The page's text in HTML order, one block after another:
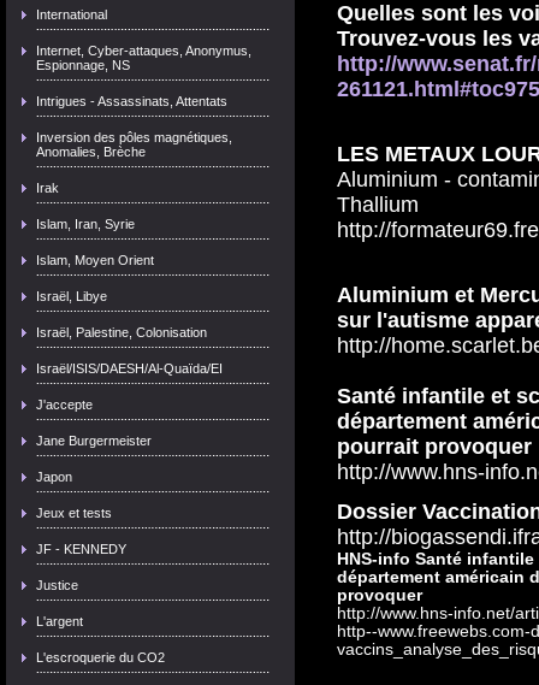
International
Internet, Cyber-attaques, Anonymus,
Espionnage, NS
Intrigues - Assassinats, Attentats
Inversion des pôles magnétiques,
Anomalies, Brèche
Irak
Islam, Iran, Syrie
Islam, Moyen Orient
Israël, Libye
Israël, Palestine, Colonisation
Israël/ISIS/DAESH/Al-Quaïda/EI
J'accepte
Jane Burgermeister
Japon
Jeux et tests
JF - KENNEDY
Justice
L'argent
L'escroquerie du CO2
Quelles sont les
Trouvez-vous les
http://
261121.html#toc975
LES METAUX
Aluminium -
Thallium
http://
Aluminium et
sur l'autisme
http://
Santé infantile et
département
pourrait provoquer
http://www.hns-
Dossier
http://
HNS-info Santé
département américain
provoquer
http://www.hns-info.net/
http--www.freewebs.com-